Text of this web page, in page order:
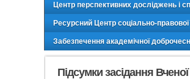
Центр перспективних досліджень і
Ресурсний Центр соціально-
Забезпечення академічної
Підсумки засідання